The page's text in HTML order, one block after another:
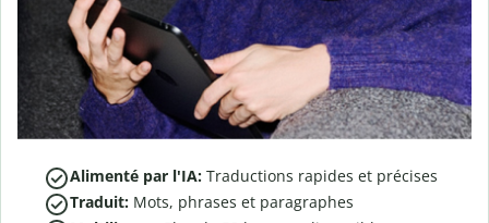
Alimenté par l'IA: Traductions rapides et précises
Traduit: Mots, phrases et paragraphes